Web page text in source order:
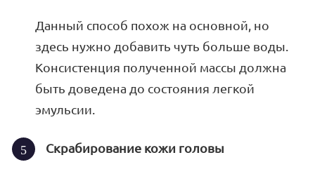
Данный способ похож на основной, но
здесь нужно добавить чуть больше воды.
Консистенция полученной массы должна
быть доведена до состояния легкой
эмульсии.
Скрабирование кожи головы